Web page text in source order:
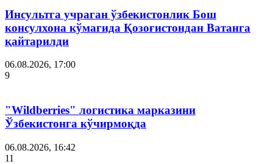
Инсультга учраган ўзбекистонлик Бош
консулхона кўмагида Қозоғистондан Ватанга
қайтарилди
06.08.2026, 17:00
9
"Wildberries" логистика марказини
Ўзбекистонга кўчирмоқда
06.08.2026, 16:42
11